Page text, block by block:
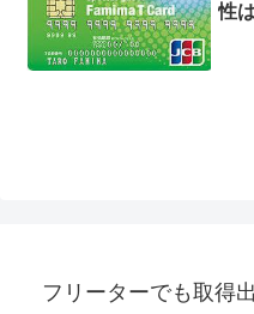
性
フリーターでも取得